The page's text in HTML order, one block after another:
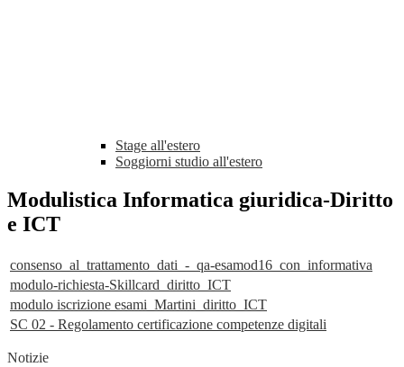
Stage all'estero
Soggiorni studio all'estero
Modulistica Informatica giuridica-Diritto
e ICT
consenso_al_trattamento_dati_-_qa-esamod16_con_informativa
modulo-richiesta-Skillcard_diritto_ICT
modulo iscrizione esami_Martini_diritto_ICT
SC 02 - Regolamento certificazione competenze digitali
Notizie